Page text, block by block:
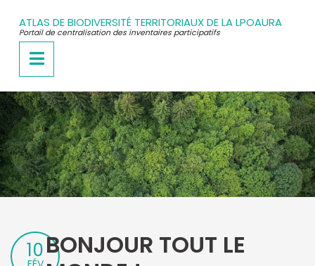
contenu
ATLAS DE BIODIVERSITÉ TERRITORIAUX DE LA LPOAURA
Portail de centralisation des inventaires participatifs
10BONJOUR TOUT LE